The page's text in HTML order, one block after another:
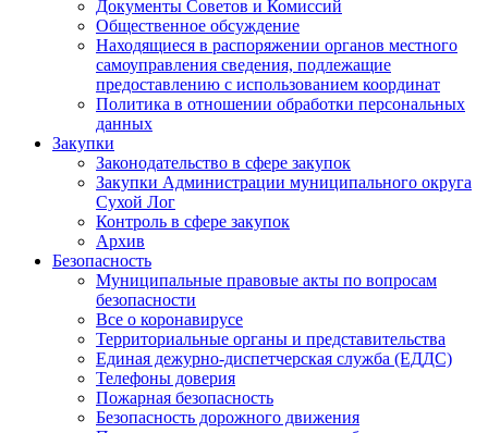
Документы Советов и Комиссий
Общественное обсуждение
Находящиеся в распоряжении органов местного
самоуправления сведения, подлежащие
предоставлению с использованием координат
Политика в отношении обработки персональных
данных
Закупки
Законодательство в сфере закупок
Закупки Администрации муниципального округа
Сухой Лог
Контроль в сфере закупок
Архив
Безопасность
Муниципальные правовые акты по вопросам
безопасности
Все о коронавирусе
Территориальные органы и представительства
Единая дежурно-диспетчерская служба (ЕДДС)
Телефоны доверия
Пожарная безопасность
Безопасность дорожного движения